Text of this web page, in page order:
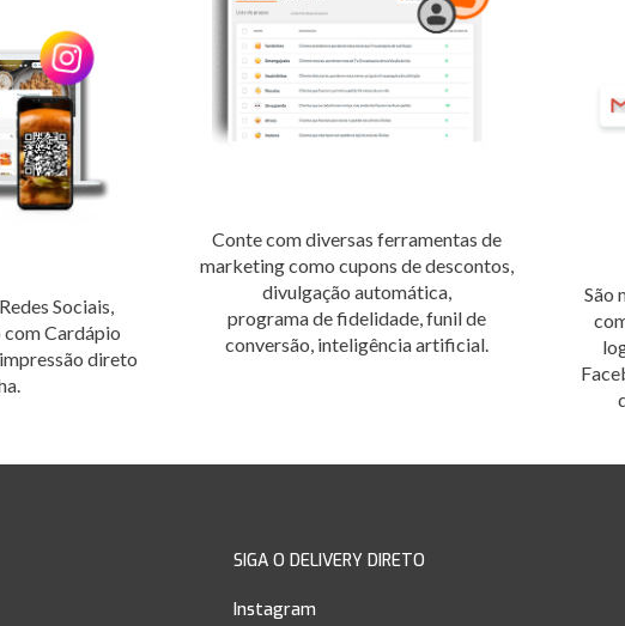
Sociais,
com Cardápio
direto
Conte com diversas ferramentas de
marketing como cupons de descontos,
divulgação automática,
programa de fidelidade, funil de
conversão, inteligência artificial.
São
SIGA O DELIVERY DIRETO
Instagram